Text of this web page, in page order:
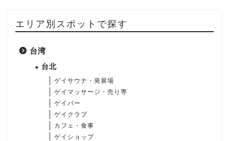
エリア別スポットで探す
台湾
台北
ゲイサウナ・発展場
ゲイマッサージ・売り専
ゲイバー
ゲイクラブ
カフェ・食事
ゲイショップ